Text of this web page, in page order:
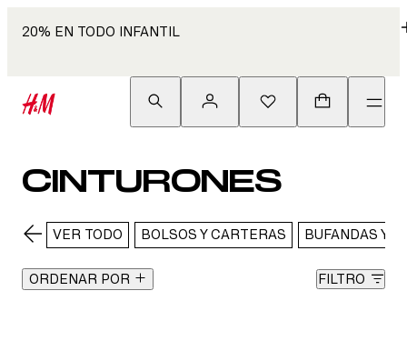
20% EN TODO INFANTIL
CINTURONES
VER TODO BOLSOS Y CARTERAS BUFANDAS Y
ORDENAR POR FILTRO